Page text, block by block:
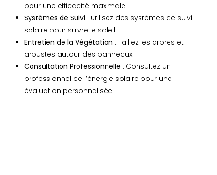
pour une efficacité maximale.
Systèmes de Suivi : Utilisez des systèmes de suivi
solaire pour suivre le soleil.
Entretien de la Végétation : Taillez les arbres et
arbustes autour des panneaux.
Consultation Professionnelle : Consultez un
professionnel de l’énergie solaire pour une
évaluation personnalisée.